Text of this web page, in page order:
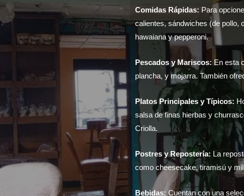
Comidas Rápidas: Para
calientes, sándwiches (de pollo,
hawaiana y pepperoni.
Pescados y Mariscos: En esta
plancha, y mojarra. También
Platos Principales y Típicos:
salsa de finas hierbas y
Criolla.
Postres y Repostería: La
como cheesecake, tiramisú y
Bebidas: Cuentan con una